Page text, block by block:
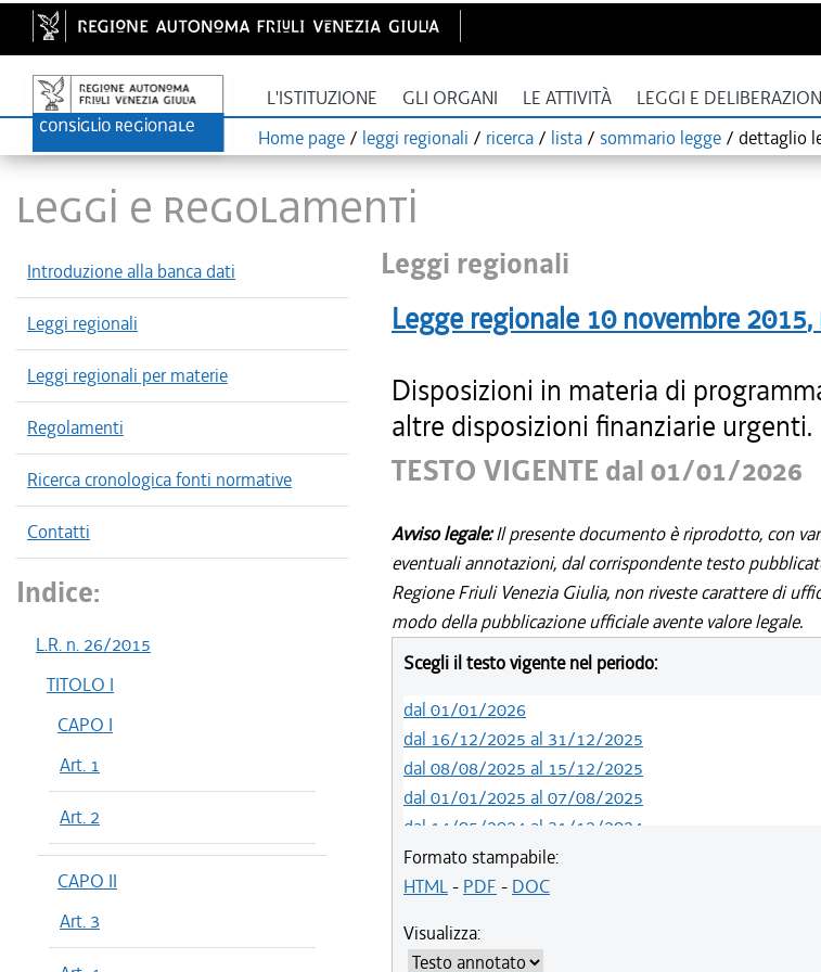
L'ISTITUZIONE GLI ORGANI LE ATTIVITÀ LEGGI E
Home page / leggi regionali / ricerca / lista / sommario legge / dettaglio
LEGGI E REGOLAMENTI
Introduzione alla banca dati
Leggi regionali
Leggi regionali per materie
Regolamenti
Ricerca cronologica fonti normative
Contatti
Indice:
L.R. n. 26/2015
TITOLO I
CAPO I
Art. 1
Art. 2
CAPO II
Art. 3
Leggi regionali
Legge regionale 10 novembre 2015,
Disposizioni in materia di
altre disposizioni finanziarie urgenti.
TESTO VIGENTE dal 01/01/2026
Avviso legale:Il presente documento è riprodotto, con
eventuali annotazioni, dal corrispondente testo
Regione Friuli Venezia Giulia, non riveste carattere di
modo della pubblicazione ufficiale avente valore legale.
Scegli il testo vigente nel periodo:
dal 01/01/2026
dal 16/12/2025 al 31/12/2025
dal 08/08/2025 al 15/12/2025
dal 01/01/2025 al 07/08/2025
dal 14/05/2024 al 31/12/2024
dal 01/01/2024 al 13/05/2024
dal 01/01/2020 al 31/12/2023
dal 10/08/2019 al 18/12/2019
Formato stampabile:
HTML- PDF - DOC
Visualizza: